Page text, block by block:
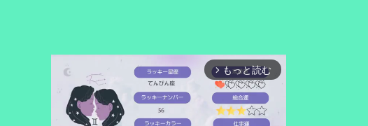
arrow_forward_ios もっと読む